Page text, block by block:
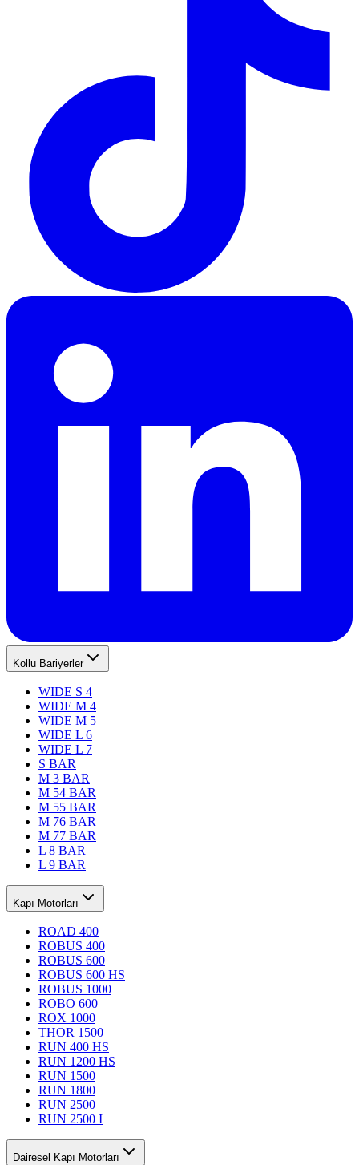
Kollu Bariyerler
WIDE S 4
WIDE M 4
WIDE M 5
WIDE L 6
WIDE L 7
S BAR
M 3 BAR
M 54 BAR
M 55 BAR
M 76 BAR
M 77 BAR
L 8 BAR
L 9 BAR
Kapı Motorları
ROAD 400
ROBUS 400
ROBUS 600
ROBUS 600 HS
ROBUS 1000
ROBO 600
ROX 1000
THOR 1500
RUN 400 HS
RUN 1200 HS
RUN 1500
RUN 1800
RUN 2500
RUN 2500 I
Dairesel Kapı Motorları